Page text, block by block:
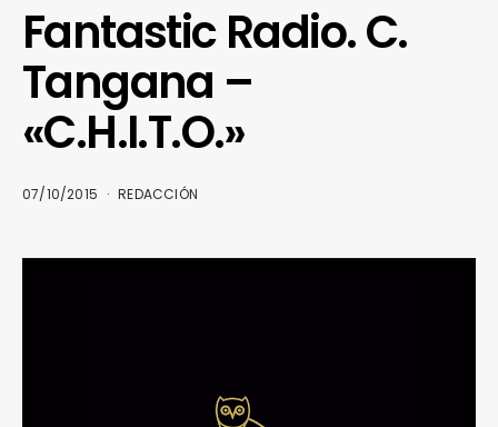
Fantastic Radio. C.
Tangana –
«C.H.I.T.O.»
07/10/2015 REDACCIÓN